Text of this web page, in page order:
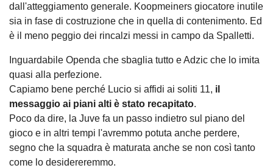
dall'atteggiamento generale. Koopmeiners giocatore inutile
sia in fase di costruzione che in quella di contenimento. Ed
è il meno peggio dei rincalzi messi in campo da Spalletti.
Inguardabile Openda che sbaglia tutto e Adzic che lo imita
quasi alla perfezione.
Capiamo bene perché Lucio si affidi ai soliti 11, il
messaggio ai piani alti è stato recapitato.
Poco da dire, la Juve fa un passo indietro sul piano del
gioco e in altri tempi l'avremmo potuta anche perdere,
segno che la squadra è maturata anche se non così tanto
come lo desidereremmo.